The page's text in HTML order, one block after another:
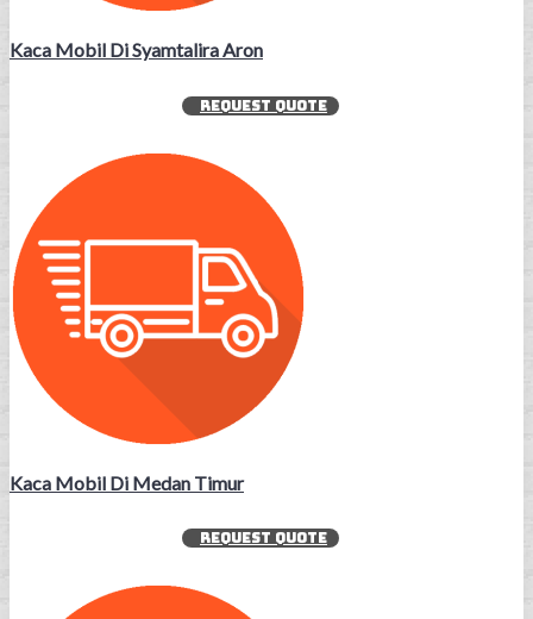
Kaca Mobil Di Syamtalira Aron
REQUEST QUOTE
Kaca Mobil Di Medan Timur
REQUEST QUOTE